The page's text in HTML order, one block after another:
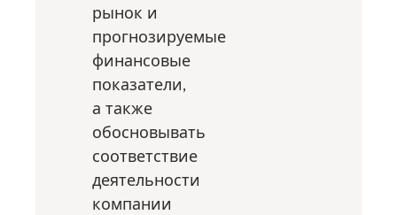
рынок и
прогнозируемые
финансовые
показатели,
а также
обосновывать
соответствие
деятельности
компании